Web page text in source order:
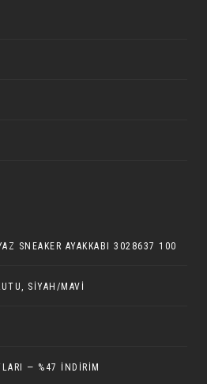
SNEAKER AYAKKABI 3028637 100
SIYAH/MAVI
— %47 İNDIRIM